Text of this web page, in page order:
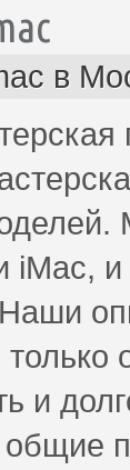
в
iMac,
только
и